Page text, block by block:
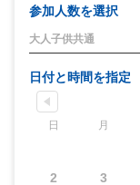
の改善課題として
そのような中でも
真撮影のお手伝い
葉をいただき、大
お子様にも安心し
ざいます。
ただけるよう、サ
参加人数を選択
大人子供共通
日付と時間を指定
日 月
2
3